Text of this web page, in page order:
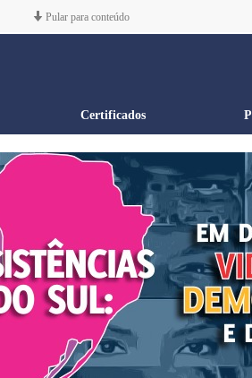
Pular para conteúdo
Certificados